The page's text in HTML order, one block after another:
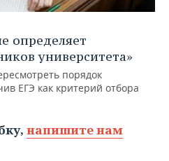
определяет
университета»
порядок
ЕГЭ как критерий отбора
напишите нам